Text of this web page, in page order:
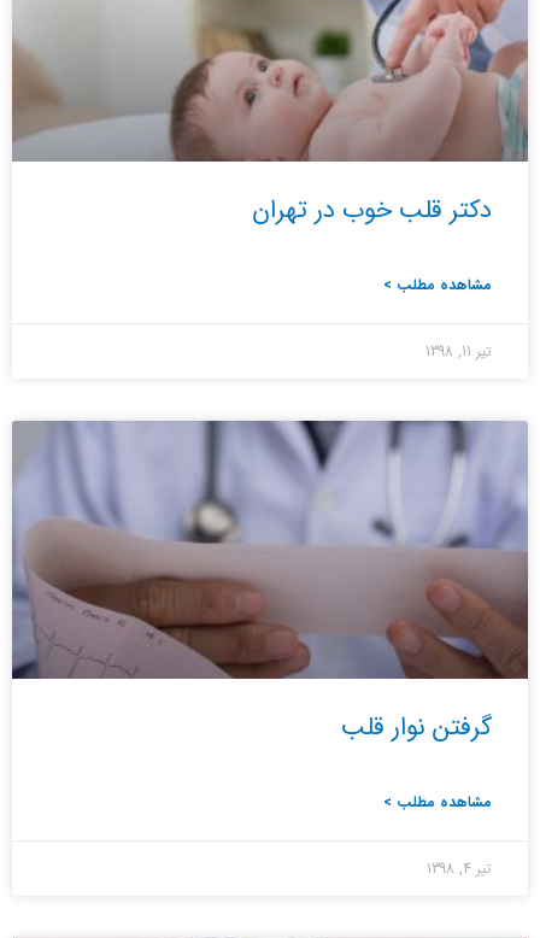
دکتر قلب خوب در تهران
مشاهده مطلب >
تیر 11, 1398
گرفتن نوار قلب
مشاهده مطلب >
تیر 4, 1398